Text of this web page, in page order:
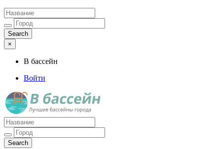
×
В бассейн
Войти
Лучшие бассейны города